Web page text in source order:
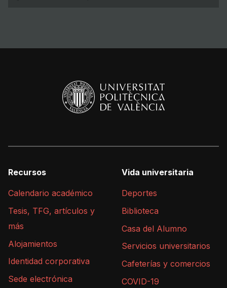
Recursos
Calendario académico
Tesis, TFG, artículos y
más
Alojamientos
Identidad corporativa
Sede electrónica
Vida universitaria
Deportes
Biblioteca
Casa del Alumno
Servicios universitarios
Cafeterías y comercios
COVID-19